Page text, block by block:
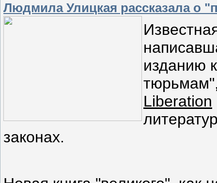
Людмила Улицкая рассказала о
изданию
Liberation
законах.